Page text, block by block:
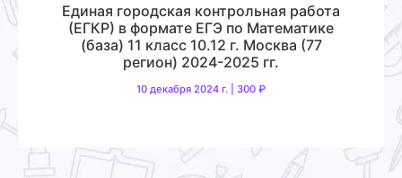
Единая городская контрольная работа
(ЕГКР) в формате ЕГЭ по Математике
(база) 11 класс 10.12 г. Москва (77
регион) 2024-2025 гг.
10 декабря 2024 г. | 300 ₽